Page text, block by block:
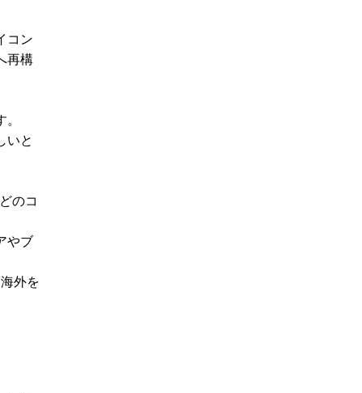
コン
再構
いと
のコ
やブ
外を